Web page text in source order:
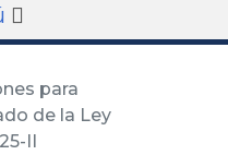
para
de la Ley
II